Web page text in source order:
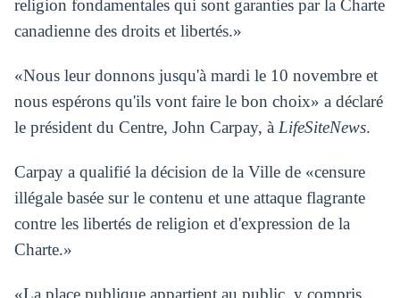
religion fondamentales qui sont garanties par la Charte
canadienne des droits et libertés.»
«Nous leur donnons jusqu'à mardi le 10 novembre et
nous espérons qu'ils vont faire le bon choix» a déclaré
le président du Centre, John Carpay, à LifeSiteNews.
Carpay a qualifié la décision de la Ville de «censure
illégale basée sur le contenu et une attaque flagrante
contre les libertés de religion et d'expression de la
Charte.»
«La place publique appartient au public, y compris